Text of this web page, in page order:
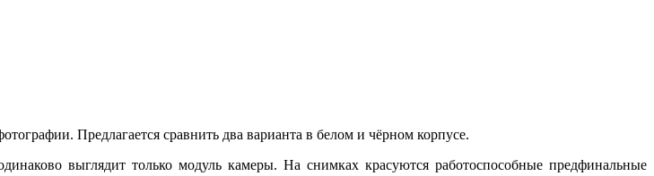
Предлагается сравнить два варианта в белом и чёрном корпусе.
выглядит только модуль камеры. На снимках красуются работоспособные предфинальные